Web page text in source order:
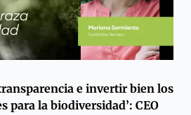
e invertir bien los
para la biodiversidad’: CEO